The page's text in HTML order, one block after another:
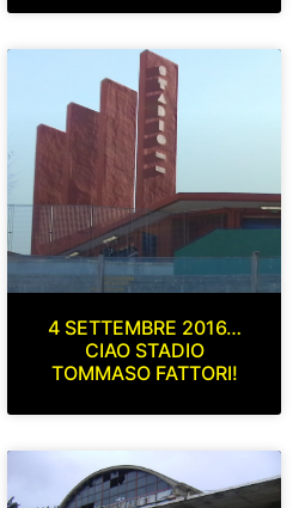
4 SETTEMBRE 2016…
CIAO STADIO
TOMMASO FATTORI!